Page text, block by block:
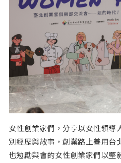
女性創業家們，分享以女性領導
別經歷與故事，創業路上善用台
也勉勵與會的女性創業家們以堅